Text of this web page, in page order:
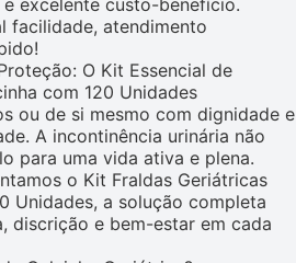
excelente custo-benefício.
facilidade, atendimento
O Kit Essencial de
com 120 Unidades
ou de si mesmo com dignidade e
A incontinência urinária não
para uma vida ativa e plena.
o Kit Fraldas Geriátricas
Unidades, a solução completa
discrição e bem-estar em cada